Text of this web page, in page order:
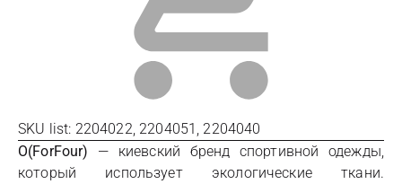
SKU list: 2204022, 2204051, 2204040
O(ForFour) — киевский бренд спортивной одежды,
который использует экологические ткани.